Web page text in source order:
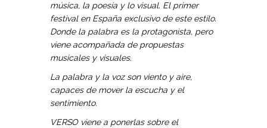
música, la poesía y lo visual. El primer
festival en España exclusivo de este estilo.
Donde la palabra es la protagonista, pero
viene acompañada de propuestas
musicales y visuales.
La palabra y la voz son viento y aire,
capaces de mover la escucha y el
sentimiento.
VERSO viene a ponerlas sobre el